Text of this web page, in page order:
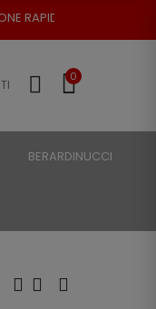
POSSIBILE
0
BERARDINUCCI